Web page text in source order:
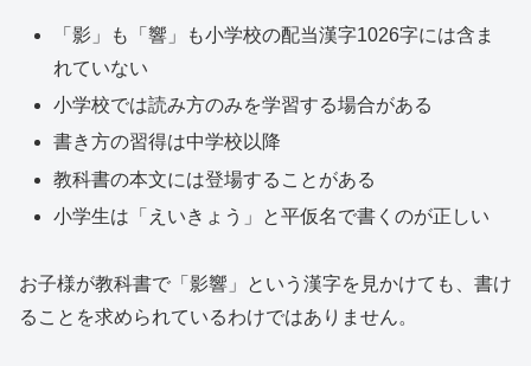
「影」も「響」も小学校の配当漢字1026字には含ま
れていない
小学校では読み方のみを学習する場合がある
書き方の習得は中学校以降
教科書の本文には登場することがある
小学生は「えいきょう」と平仮名で書くのが正しい
お子様が教科書で「影響」という漢字を見かけても、書け
ることを求められているわけではありません。